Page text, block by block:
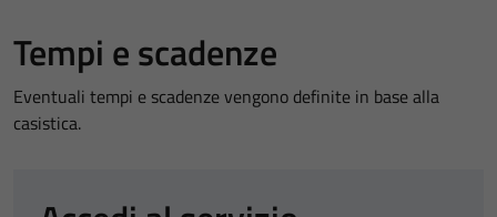
Tempi e scadenze
Eventuali tempi e scadenze vengono definite in base alla
casistica.